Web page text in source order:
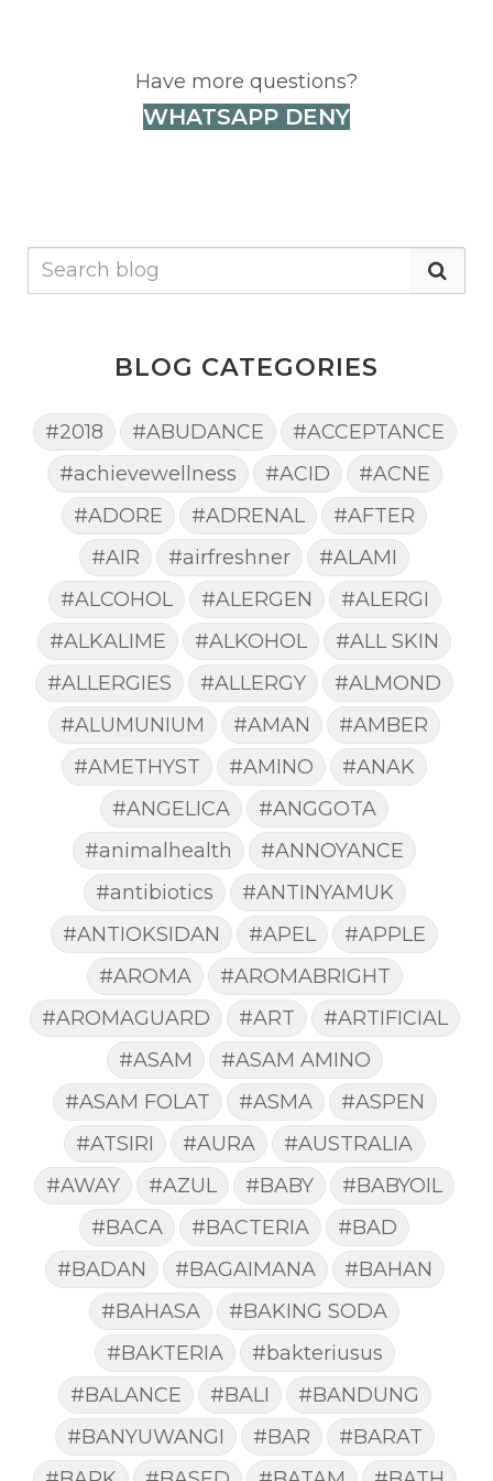
Have more questions?
WHATSAPP DENY
BLOG CATEGORIES
#2018 #ABUDANCE
#ACCEPTANCE
#achievewellness
#ACID
#ACNE
#ADORE
#ADRENAL
#AFTER
#AIR
#airfreshner
#ALAMI
#ALCOHOL
#ALERGEN
#ALERGI
#ALKALIME
#ALKOHOL
#ALL SKIN
#ALLERGIES
#ALLERGY
#ALMOND
#ALUMUNIUM
#AMAN
#AMBER
#AMETHYST
#AMINO
#ANAK
#ANGELICA
#ANGGOTA
#animalhealth
#ANNOYANCE
#antibiotics
#ANTINYAMUK
#ANTIOKSIDAN
#APEL
#APPLE
#AROMA
#AROMABRIGHT
#AROMAGUARD
#ART
#ARTIFICIAL
#ASAM
#ASAM AMINO
#ASAM FOLAT
#ASMA
#ASPEN
#ATSIRI
#AURA
#AUSTRALIA
#AWAY
#AZUL #BABY
#BABYOIL
#BACA
#BACTERIA
#BAD
#BADAN
#BAGAIMANA
#BAHAN
#BAHASA
#BAKING SODA
#BAKTERIA
#bakteriusus
#BALANCE
#BALI
#BANDUNG
#BANYUWANGI
#BAR
#BARAT